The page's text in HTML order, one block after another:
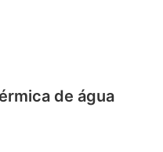
de água